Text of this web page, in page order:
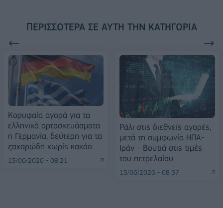
ΠΕΡΙΣΣΌΤΕΡΑ ΣΕ ΑΥΤΉ ΤΗΝ ΚΑΤΗΓΟΡΊΑ
Κορυφαία αγορά για τα
ελληνικά αρτοσκευάσματα
η Γερμανία, δεύτερη για τα
ζαχαρώδη χωρίς κακάο
15/06/2026 - 08:21
Ράλι στις διεθνείς αγορές,
μετά τη συμφωνία ΗΠΑ-
Ιράν - Βουτιά στις τιμές
του πετρελαίου
15/06/2026 - 08:37